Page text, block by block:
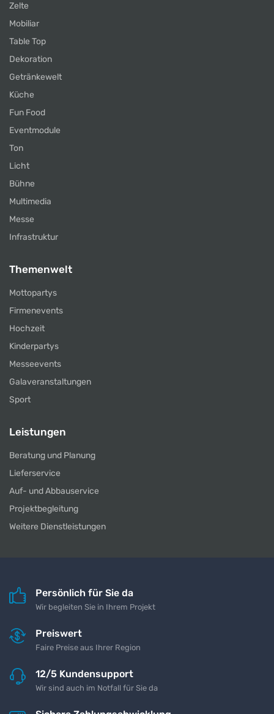
Zelte
Mobiliar
Table Top
Dekoration
Getränkewelt
Küche
Fun Food
Eventmodule
Ton
Licht
Bühne
Multimedia
Messe
Infrastruktur
Themenwelt
Mottopartys
Firmenevents
Hochzeit
Kinderpartys
Messeevents
Galaveranstaltungen
Sport
Leistungen
Beratung und Planung
Lieferservice
Auf- und Abbauservice
Projektbegleitung
Weitere Dienstleistungen
Persönlich für Sie da
Wir begleiten Sie in Ihrem Projekt
Preiswert
Faire Preise aus Ihrer Region
12/5 Kundensupport
Wir sind auch im Notfall für Sie da